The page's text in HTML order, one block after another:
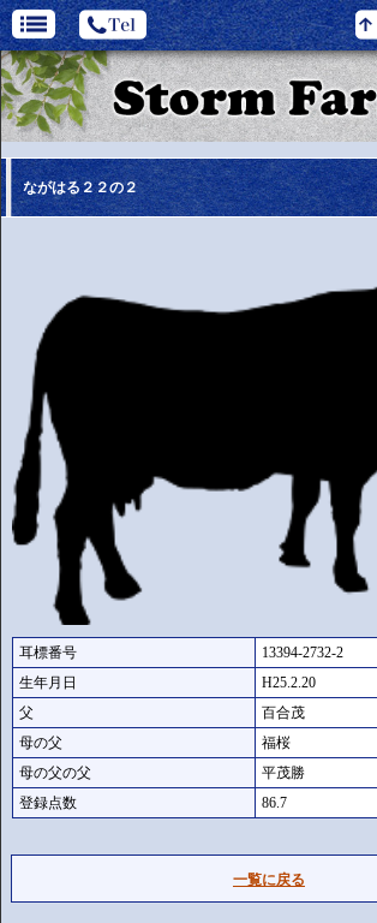
ながはる２２の２
耳標番号
13394-2732-2
生年月日
H25.2.20
父
百合茂
母の父
福桜
母の父の父
平茂勝
登録点数
86.7
一覧に戻る